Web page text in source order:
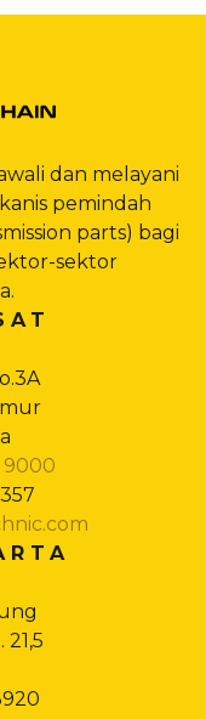
dan melayani
pemindah
parts) bagi
sektor
9000
21,5